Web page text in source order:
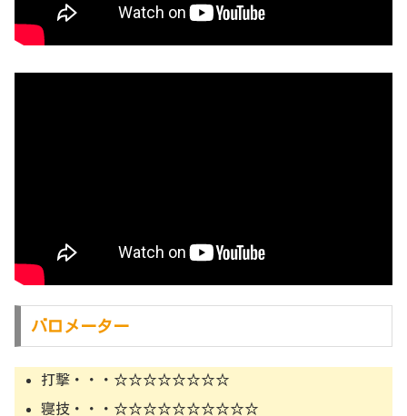
バロメーター
打撃・・・☆☆☆☆☆☆☆☆
寝技・・・☆☆☆☆☆☆☆☆☆☆